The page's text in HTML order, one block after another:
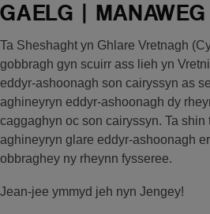
GAELG | MANAWEG
Ta Sheshaght yn Ghlare Vretnagh
gobbragh gyn scuirr ass lieh yn
eddyr-ashoonagh son cairyssyn as
aghineyryn eddyr-ashoonagh dy
caggaghyn oc son cairyssyn. Ta
aghineyryn glare eddyr-ashoonagh
obbraghey ny rheynn fysseree.
Jean-jee ymmyd jeh nyn Jengey!